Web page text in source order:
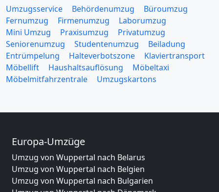
Umzugsservice Behördenumzug
Büroumzug
Fernumzug
Firmenumzug
Laborumzug
Mini Umzug
Praxisumzug
Privatumzug
Seniorenumzug
Studentenumzug
Beiladung
Entrümpelung
Halteverbotszone
Klaviertransport
Möbellift
Haushaltsauflösung
Möbeltaxi
Möbelmitfahrzentrale
Umzugskartons
Europa-Umzüge
Umzug von Wuppertal nach Belarus
Umzug von Wuppertal nach Belgien
Umzug von Wuppertal nach Bulgarien